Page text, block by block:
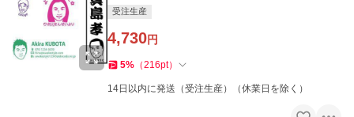
受注生産
4,730円
5% （216pt）
14日以内に発送（受注生産）（休業日を除く）